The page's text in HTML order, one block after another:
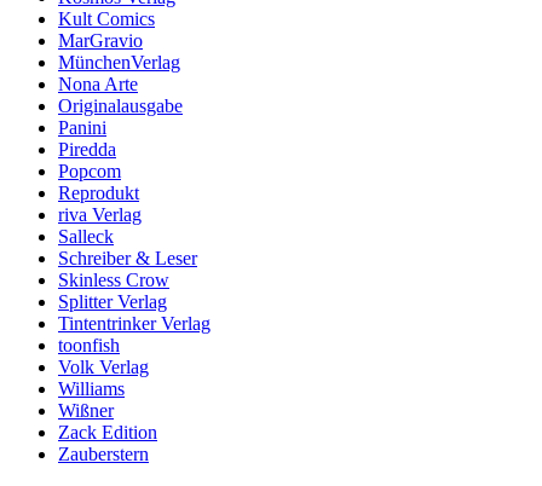
Kult Comics
MarGravio
MünchenVerlag
Nona Arte
Originalausgabe
Panini
Piredda
Popcom
Reprodukt
riva Verlag
Salleck
Schreiber & Leser
Skinless Crow
Splitter Verlag
Tintentrinker Verlag
toonfish
Volk Verlag
Williams
Wißner
Zack Edition
Zauberstern